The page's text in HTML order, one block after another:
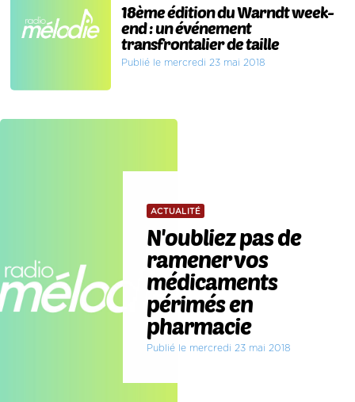
18ème édition du Warndt week-
end : un événement
transfrontalier de taille
Publié le mercredi 23 mai 2018
ACTUALITÉ
N'oubliez pas de
ramener vos
médicaments
périmés en
pharmacie
Publié le mercredi 23 mai 2018